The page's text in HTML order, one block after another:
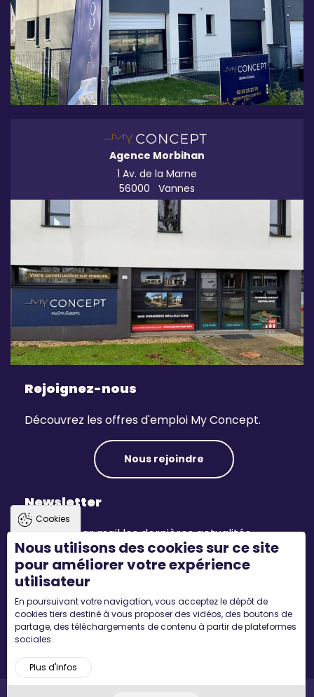
Agence Morbihan
1 Av. de la Marne
56000
Vannes
Rejoignez-nous
Découvrez les offres d'emploi My Concept.
Nous rejoindre
Newsletter
Recevez par mail les dernières actualités.
S'inscrire
Suivez-nous
Cookies
Nous utilisons des cookies sur ce site
pour améliorer votre expérience
utilisateur
En poursuivant votre navigation, vous acceptez le dépôt de
cookies tiers destiné à vous proposer des vidéos, des boutons de
partage, des téléchargements de contenu à partir de plateformes
sociales.
Plus d'infos